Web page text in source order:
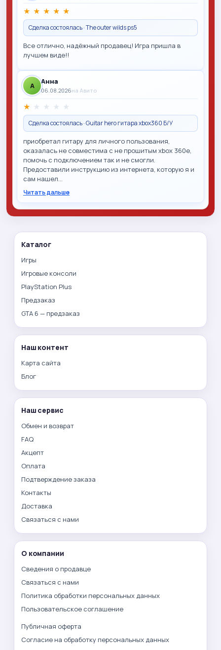
★ ★ ★ ★ ★
Сделка состоялась · The outer wilds ps5
Все отлично, надёжный продавец! Игра пришла в
лучшем виде!!
A Анна
06.08.2026на Авито
★ ★ ★ ★ ★
Сделка состоялась · Guitar hero гитара xbox360 Б/У
приобретал гитару для личного пользования,
оказалась не совместима с не прошитым xbox 360e,
помочь с подключением так и не смогли.
Предоставили инструкцию из интернета, которую я и
сам нашел…
Читать дальше
Каталог
Игры
Игровые консоли
PlayStation Plus
Предзаказ
GTA 6 — предзаказ
Наш контент
Карта сайта
Блог
Наш сервис
Обмен и возврат
FAQ
Акцепт
Оплата
Подтверждение заказа
Контакты
Доставка
Связаться с нами
О компании
Сведения о продавце
Связаться с нами
Политика обработки персональных данных
Пользовательское соглашение
Публичная оферта
Согласие на обработку персональных данных